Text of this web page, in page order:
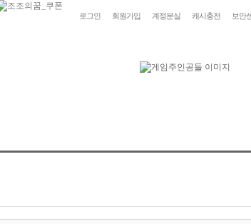
로그인 회원가입 계정분실 캐시충전 보안